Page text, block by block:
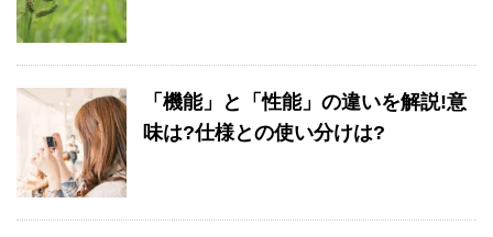
「機能」と「性能」の違いを解説!意
味は?仕様との使い分けは?